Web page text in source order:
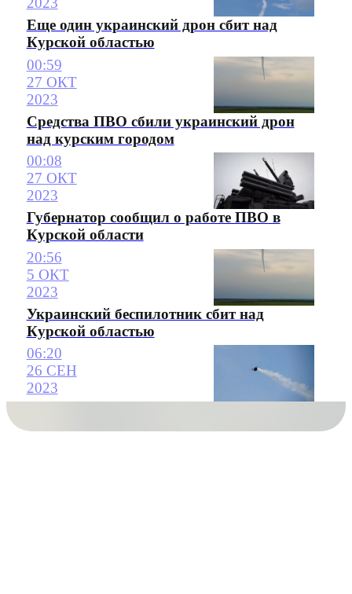
Еще один украинский дрон сбит над
Курской областью
00:59
27 ОКТ
2023
Средства ПВО сбили украинский дрон
над курским городом
00:08
27 ОКТ
2023
Губернатор сообщил о работе ПВО в
Курской области
20:56
5 ОКТ
2023
Украинский беспилотник сбит над
Курской областью
06:20
26 СЕН
2023